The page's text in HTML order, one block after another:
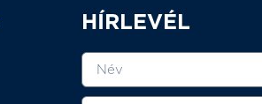
HÍRLEVÉL